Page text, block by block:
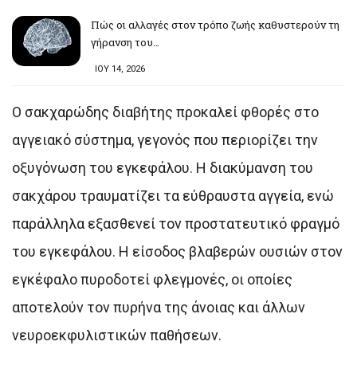
Πώς οι αλλαγές στον τρόπο ζωής καθυστερούν τη
γήρανση του…
ΙΟΥ 14, 2026
Ο σακχαρώδης διαβήτης προκαλεί φθορές στο
αγγειακό σύστημα, γεγονός που περιορίζει την
οξυγόνωση του εγκεφάλου. Η διακύμανση του
σακχάρου τραυματίζει τα εύθραυστα αγγεία, ενώ
παράλληλα εξασθενεί τον προστατευτικό φραγμό
του εγκεφάλου. Η είσοδος βλαβερών ουσιών στον
εγκέφαλο πυροδοτεί φλεγμονές, οι οποίες
αποτελούν τον πυρήνα της άνοιας και άλλων
νευροεκφυλιστικών παθήσεων.